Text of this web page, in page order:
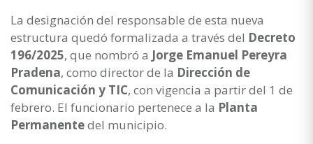
La designación del responsable de esta nueva
estructura quedó formalizada a través del Decreto
196/2025, que nombró a Jorge Emanuel Pereyra
Pradena, como director de la Dirección de
Comunicación y TIC, con vigencia a partir del 1 de
febrero. El funcionario pertenece a la Planta
Permanentedel municipio.